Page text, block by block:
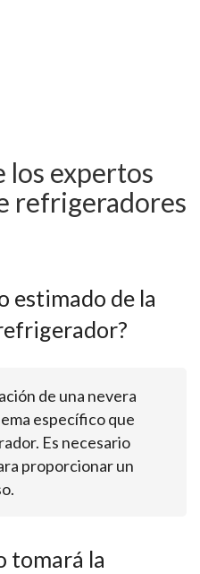
los expertos
refrigeradores
estimado de la
de una nevera
específico que
Es necesario
proporcionar un
tomará la